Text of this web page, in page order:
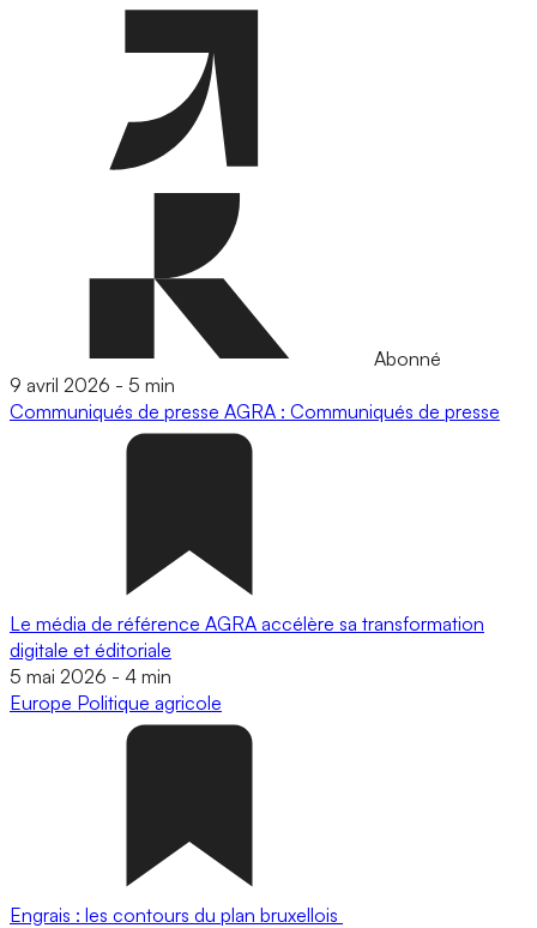
Abonné
9 avril 2026 - 5 min
Communiqués de presse AGRA : Communiqués de presse
Le média de référence AGRA accélère sa transformation
digitale et éditoriale
5 mai 2026 - 4 min
Europe Politique agricole
Engrais : les contours du plan bruxellois